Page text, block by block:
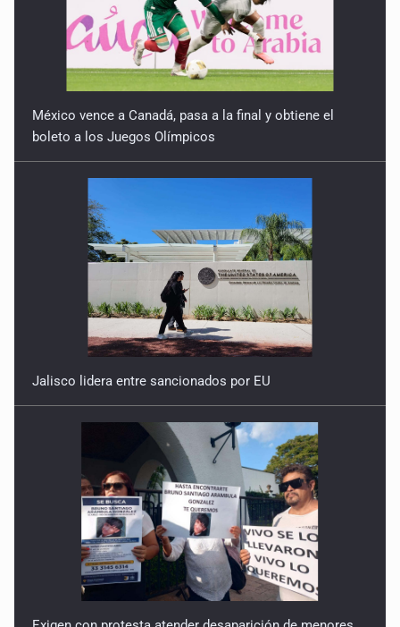
México vence a Canadá, pasa a la final y obtiene el
boleto a los Juegos Olímpicos
Jalisco lidera entre sancionados por EU